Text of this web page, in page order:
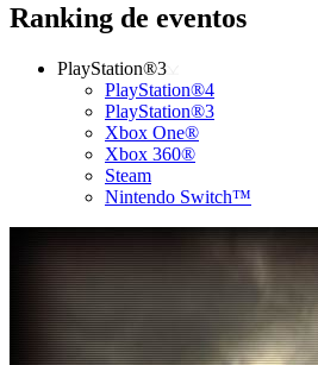
Ranking de eventos
PlayStation®3
PlayStation®4
PlayStation®3
Xbox One®
Xbox 360®
Steam
Nintendo Switch™